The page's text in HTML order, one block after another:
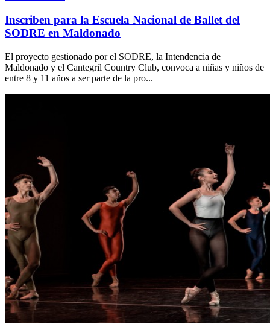
Inscriben para la Escuela Nacional de Ballet del
SODRE en Maldonado
El proyecto gestionado por el SODRE, la Intendencia de
Maldonado y el Cantegril Country Club, convoca a niñas y niños de
entre 8 y 11 años a ser parte de la pro...